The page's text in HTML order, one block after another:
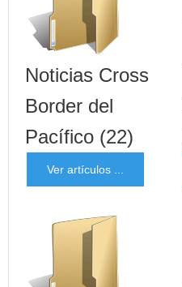
Noticias Cross
Border del
Pacífico (22)
Ver artículos ...